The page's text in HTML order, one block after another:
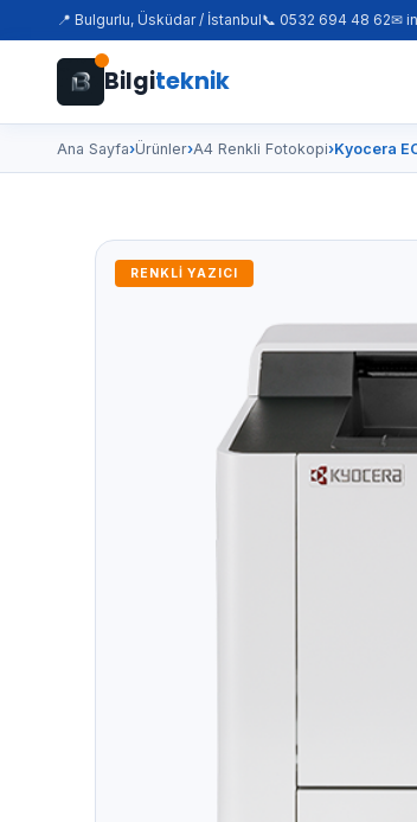
📍 Bulgurlu, Üsküdar / İstanbul📞 0532 694 48 62✉
Bilgiteknik
Ana Sayfa›Ürünler›A4 Renkli Fotokopi›Kyocera
RENKLI YAZICI